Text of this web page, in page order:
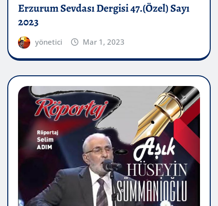
Erzurum Sevdası Dergisi 47.(Özel) Sayı
2023
yönetici Mar 1, 2023